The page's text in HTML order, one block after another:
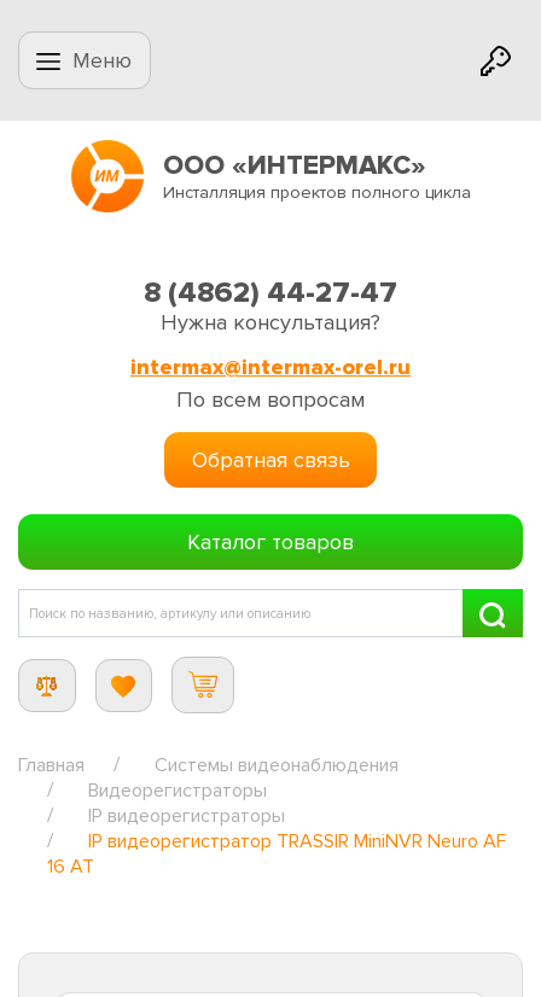
Меню
ООО «ИНТЕРМАКС»
Инсталляция проектов полного цикла
8 (4862) 44-27-47
Нужна консультация?
intermax@intermax-orel.ru
По всем вопросам
Обратная связь
Каталог товаров
Главная
Системы видеонаблюдения
Видеорегистраторы
IP видеорегистраторы
IP видеорегистратор TRASSIR MiniNVR Neuro AF
16 AT